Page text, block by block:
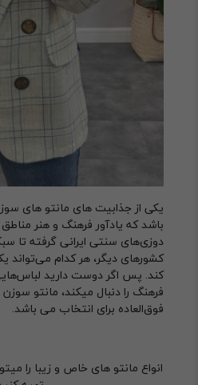
یکی از جذابیت های مانتو های
باشد که یادآور فرهنگ و هنر
دوزی‌های سنتی ایرانی گرفته تا
کشورهای دیگر، هر کدام می‌تواند
کند. پس اگر دوست دارید
فرهنگ را دنبال میکند، مانتو
فوق‌العاده‌ برای انتخاب می باشد.
انواع مانتو های خاص و زیبا را